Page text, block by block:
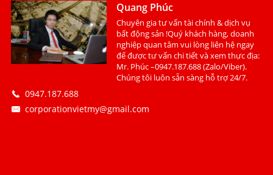
Quang Phúc
Chuyên gia tư vấn tài chính & dịch vụ
bất động sản !Quý khách hàng, doanh
nghiệp quan tâm vui lòng liên hệ ngay
để được tư vấn chi tiết và xem thực địa:
Mr. Phúc –0947.187.688 (Zalo/Viber).
Chúng tôi luôn sẵn sàng hỗ trợ 24/7.
0947.187.688
corporationvietmy@gmail.com